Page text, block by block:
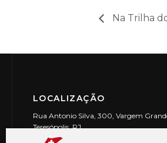
Na Trilha
LOCALIZAÇÃO
Rua Antonio Silva, 300, Vargem
Teresópolis, RJ
CEP: 25990-150